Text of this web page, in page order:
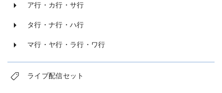
ア行・カ行・サ行
タ行・ナ行・ハ行
マ行・ヤ行・ラ行・ワ行
ライブ配信セット